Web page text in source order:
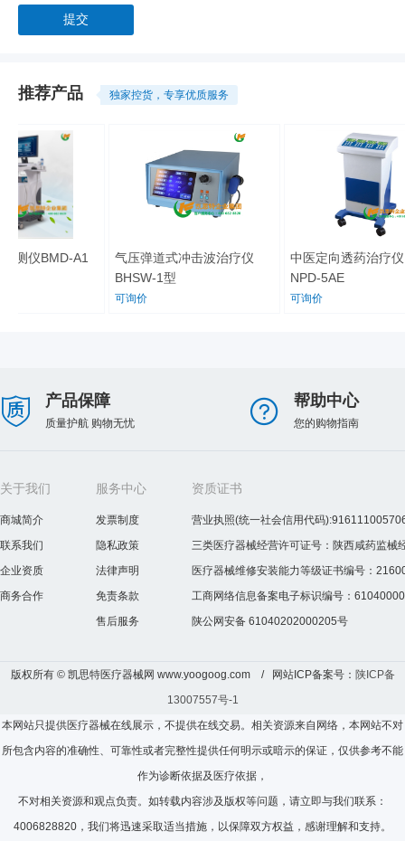
推荐产品 独家控货，专享优质服务
测仪BMD-A1
气压弹道式冲击波治疗仪
BHSW-1型
可询价
中医定向透药治疗仪
NPD-5AE
可询价
产品保障
质量护航 购物无忧
帮助中心
您的购物指南
关于我们
商城简介
联系我们
企业资质
商务合作
服务中心
发票制度
隐私政策
法律声明
免责条款
售后服务
资质证书
营业执照(统一社会信用代码
三类医疗器械经营许可证号：陕西咸药监械
医疗器械维修安装能力等级证书编号：
工商网络信息备案电子标识编号：
陕公网安备 61040202000205号
版权所有 © 凯思特医疗器械网 www.yoogoog.com / 网站ICP备案号： 陕ICP备
13007557号-1
本网站只提供医疗器械在线展示，不提供在线交易。相关资源来自网络，本网站不对
所包含内容的准确性、可靠性或者完整性提供任何明示或暗示的保证，仅供参考不能
作为诊断依据及医疗依据，
不对相关资源和观点负责。如转载内容涉及版权等问题，请立即与我们联系：
4006828820，我们将迅速采取适当措施，以保障双方权益，感谢理解和支持。